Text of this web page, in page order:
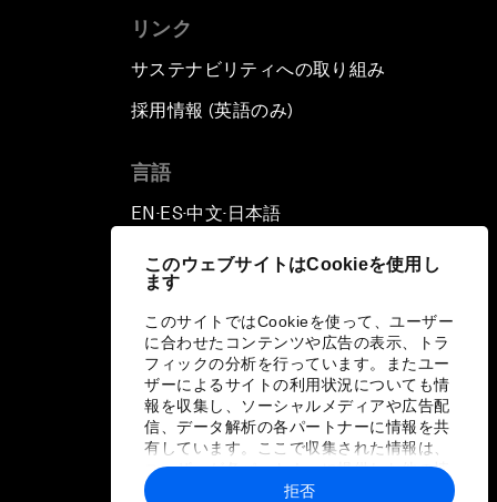
このウェブサイトはCookieを使用し
ます
このサイトではCookieを使って、ユーザー
に合わせたコンテンツや広告の表示、トラ
フィックの分析を行っています。またユー
ザーによるサイトの利用状況についても情
報を収集し、ソーシャルメディアや広告配
信、データ解析の各パートナーに情報を共
有しています。ここで収集された情報は、
ユーザーが各パートナーに提供した他の情
報や各パートナーのサービスを使用した際
拒否
リンク
サステナビリティへの取り組み
採用情報 (英語のみ)
言語
EN ▪ ES▪中文▪ 日本語